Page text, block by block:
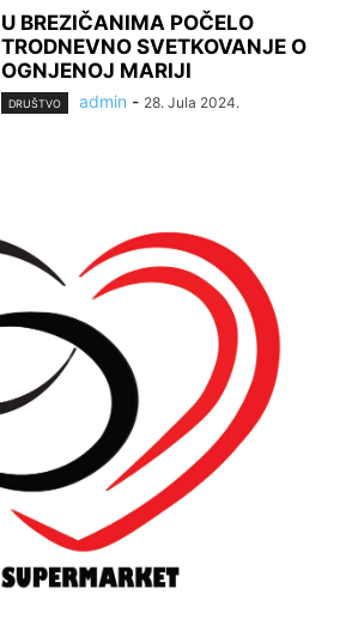
U BREZIČANIMA POČELO
TRODNEVNO SVETKOVANJE O
OGNJENOJ MARIJI
DRUŠTVO admin - 28. Jula 2024.